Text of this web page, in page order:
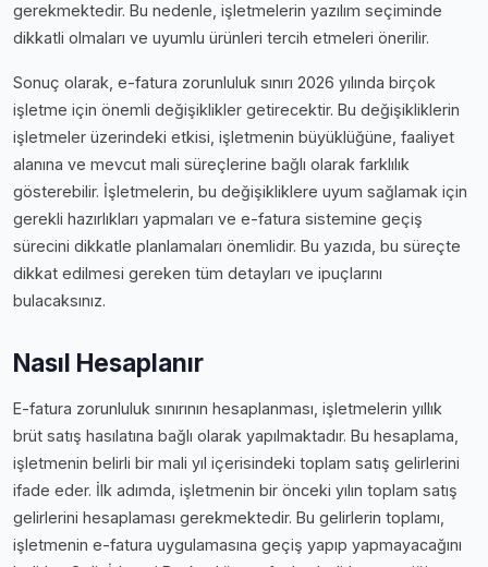
gerekmektedir. Bu nedenle, işletmelerin yazılım seçiminde
dikkatli olmaları ve uyumlu ürünleri tercih etmeleri önerilir.
Sonuç olarak, e-fatura zorunluluk sınırı 2026 yılında birçok
işletme için önemli değişiklikler getirecektir. Bu değişikliklerin
işletmeler üzerindeki etkisi, işletmenin büyüklüğüne, faaliyet
alanına ve mevcut mali süreçlerine bağlı olarak farklılık
gösterebilir. İşletmelerin, bu değişikliklere uyum sağlamak için
gerekli hazırlıkları yapmaları ve e-fatura sistemine geçiş
sürecini dikkatle planlamaları önemlidir. Bu yazıda, bu süreçte
dikkat edilmesi gereken tüm detayları ve ipuçlarını
bulacaksınız.
Nasıl Hesaplanır
E-fatura zorunluluk sınırının hesaplanması, işletmelerin yıllık
brüt satış hasılatına bağlı olarak yapılmaktadır. Bu hesaplama,
işletmenin belirli bir mali yıl içerisindeki toplam satış gelirlerini
ifade eder. İlk adımda, işletmenin bir önceki yılın toplam satış
gelirlerini hesaplaması gerekmektedir. Bu gelirlerin toplamı,
işletmenin e-fatura uygulamasına geçiş yapıp yapmayacağını